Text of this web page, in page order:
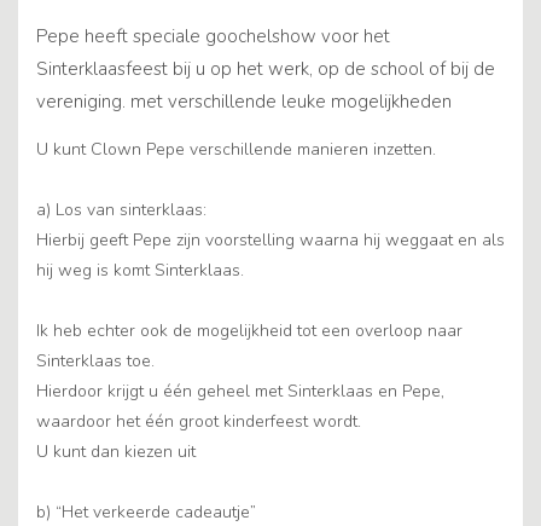
Pepe heeft speciale goochelshow voor het
Sinterklaasfeest bij u op het werk, op de school of bij de
vereniging. met verschillende leuke mogelijkheden
U kunt Clown Pepe verschillende manieren inzetten.
a) Los van sinterklaas:
Hierbij geeft Pepe zijn voorstelling waarna hij weggaat en als
hij weg is komt Sinterklaas.
Ik heb echter ook de mogelijkheid tot een overloop naar
Sinterklaas toe.
Hierdoor krijgt u één geheel met Sinterklaas en Pepe,
waardoor het één groot kinderfeest wordt.
U kunt dan kiezen uit
b) “Het verkeerde cadeautje”